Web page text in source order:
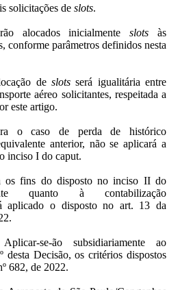
solicitações deslots.
alocados inicialmenteslots às
conforme parâmetros definidos nesta
deslots será igualitária entre
aéreo solicitantes, respeitada a
este artigo.
o caso de perda de histórico
anterior, não se aplicará a
inciso I do caput.
os fins do disposto no inciso II do
quanto à contabilização
aplicado o disposto no art. 13 da
se-ão subsidiariamente ao
desta Decisão, os critérios dispostos
682, de 2022.